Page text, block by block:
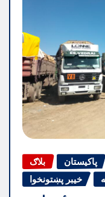
بلاګ پاکیستان
خیبر پښتونخوا